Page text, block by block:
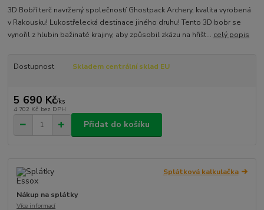
3D Bobří terč navržený společností Ghostpack Archery, kvalita vyrobená
v Rakousku! Lukostřelecká destinace jiného druhu! Tento 3D bobr se
vynořil z hlubin bažinaté krajiny, aby způsobil zkázu na hřišt... celý popis
Dostupnost Skladem centrální sklad EU
5 690 Kč/ks
4 702 Kč bez DPH
Přidat do košíku
Splátková kalkulačka
Nákup na splátky
Více informací